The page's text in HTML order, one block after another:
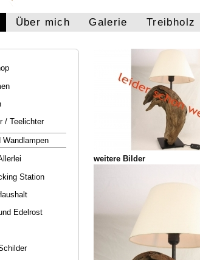
Über mich Galerie Treibholz
/ Teelichter
Wandlampen
Station
Edelrost
weitere Bilder